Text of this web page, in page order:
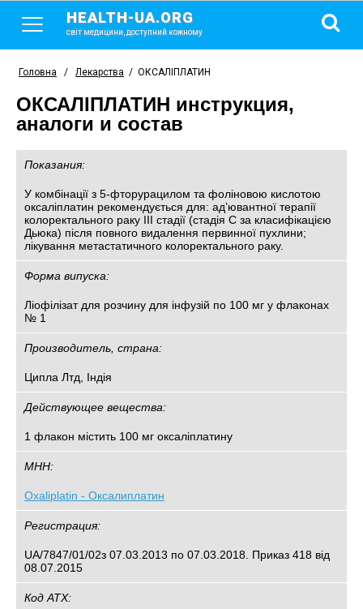
HEALTH-UA.ORG
світ медицини, доступний кожному
Головна / Лекарства / ОКСАЛІПЛАТИН
ОКСАЛІПЛАТИН инструкция,
аналоги и состав
Показания:
У комбінації з 5-фторурацилом та фоліновою кислотою
оксаліплатин рекомендується для: ад’ювантної терапії
колоректального раку III стадії (стадія C за класифікацією
Дьюка) після повного видалення первинної пухлини; 
лікування метастатичного колоректального раку.
Форма випуска:
Ліофілізат для розчину для інфузій по 100 мг у флаконах
№ 1
Производитель, страна:
Ципла Лтд, Індія
Действующее вещества:
1 флакон містить 100 мг оксаліплатину
МНН:
Oxaliplatin - Оксалиплатин
Регистрация:
UA/7847/01/02з 07.03.2013 по 07.03.2018. Приказ 418 від
08.07.2015
Код АТХ: